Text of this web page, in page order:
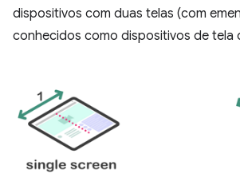
dispositivos com duas telas (com
conhecidos como dispositivos de tela